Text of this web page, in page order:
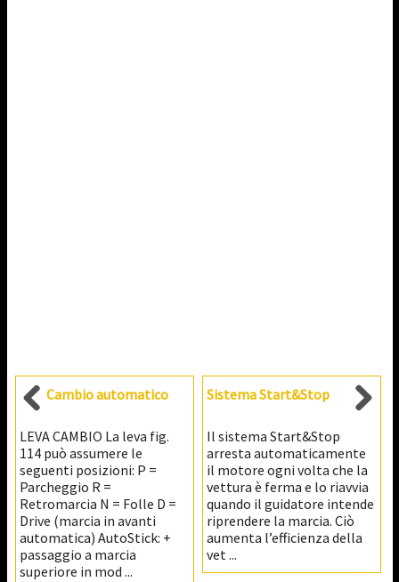
Cambio automatico
LEVA CAMBIO La leva fig.
114 può assumere le
seguenti posizioni: P =
Parcheggio R =
Retromarcia N = Folle D =
Drive (marcia in avanti
automatica) AutoStick: +
passaggio a marcia
superiore in mod ...
Sistema Start&Stop
Il sistema Start&Stop
arresta automaticamente
il motore ogni volta che la
vettura è ferma e lo riavvia
quando il guidatore intende
riprendere la marcia. Ciò
aumenta l’efficienza della
vet ...